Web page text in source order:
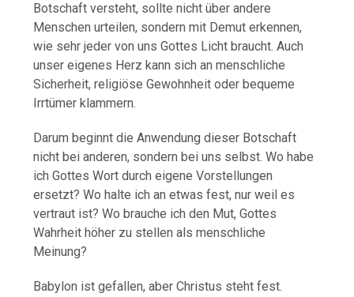
Botschaft versteht, sollte nicht über andere
Menschen urteilen, sondern mit Demut erkennen,
wie sehr jeder von uns Gottes Licht braucht. Auch
unser eigenes Herz kann sich an menschliche
Sicherheit, religiöse Gewohnheit oder bequeme
Irrtümer klammern.
Darum beginnt die Anwendung dieser Botschaft
nicht bei anderen, sondern bei uns selbst. Wo habe
ich Gottes Wort durch eigene Vorstellungen
ersetzt? Wo halte ich an etwas fest, nur weil es
vertraut ist? Wo brauche ich den Mut, Gottes
Wahrheit höher zu stellen als menschliche
Meinung?
Babylon ist gefallen, aber Christus steht fest.